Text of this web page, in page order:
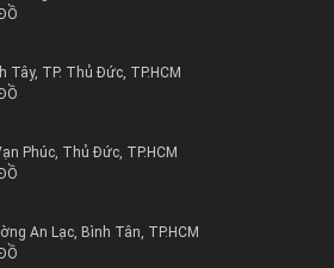
Gia Đình
Sofa Góc Đẹp
Sofa Cho Căn Hộ Chung Cư
Sofa Văng Sofa Băng
Sofa Giường(Sofa Bed) Đẹp
Thư Giãn
Vải Nỉ ( Vải Nhung – Vải Bố)
Sofa Da
Đơn
Tây, TP. Thủ Đức, TP.HCM
Phúc, Thủ Đức, TP.HCM
An Lạc, Bình Tân, TP.HCM